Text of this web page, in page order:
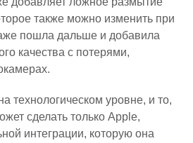
также можно изменить при
пошла дальше и добавила
качества с потерями,
технологическом уровне, и то,
сделать только Apple,
интеграции, которую она